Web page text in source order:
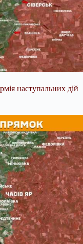
наступальних дій